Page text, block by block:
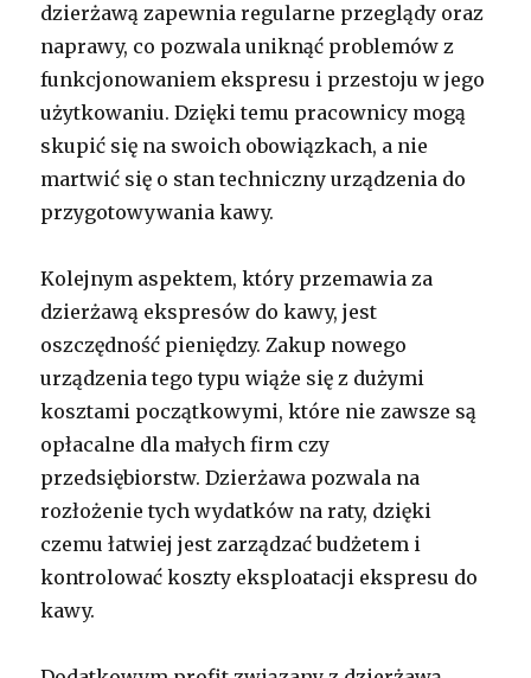
dzierżawą zapewnia regularne przeglądy oraz
naprawy, co pozwala uniknąć problemów z
funkcjonowaniem ekspresu i przestoju w jego
użytkowaniu. Dzięki temu pracownicy mogą
skupić się na swoich obowiązkach, a nie
martwić się o stan techniczny urządzenia do
przygotowywania kawy.
Kolejnym aspektem, który przemawia za
dzierżawą ekspresów do kawy, jest
oszczędność pieniędzy. Zakup nowego
urządzenia tego typu wiąże się z dużymi
kosztami początkowymi, które nie zawsze są
opłacalne dla małych firm czy
przedsiębiorstw. Dzierżawa pozwala na
rozłożenie tych wydatków na raty, dzięki
czemu łatwiej jest zarządzać budżetem i
kontrolować koszty eksploatacji ekspresu do
kawy.